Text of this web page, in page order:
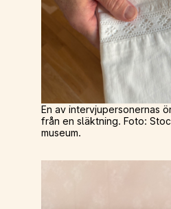
En av intervjupersonernas
från en släktning. Foto:
museum.